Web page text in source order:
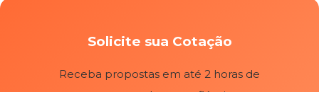
Solicite sua Cotação
Receba propostas em até 2 horas de